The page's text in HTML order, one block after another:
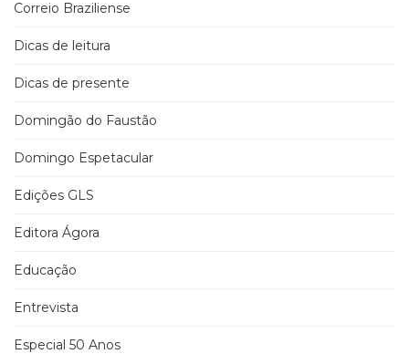
Correio Braziliense
Dicas de leitura
Dicas de presente
Domingão do Faustão
Domingo Espetacular
Edições GLS
Editora Ágora
Educação
Entrevista
Especial 50 Anos